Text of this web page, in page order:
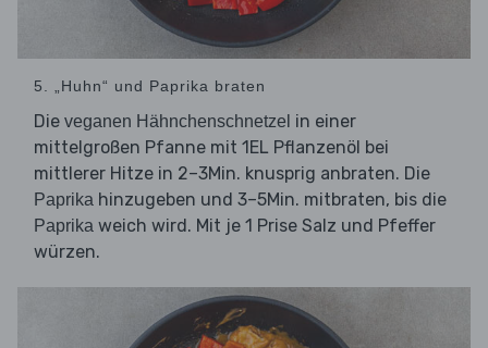
5. „Huhn“ und Paprika braten
Die veganen Hähnchenschnetzel in einer
mittelgroßen Pfanne mit 1EL Pflanzenöl bei
mittlerer Hitze in 2–3Min. knusprig anbraten. Die
Paprika hinzugeben und 3–5Min. mitbraten, bis die
Paprika weich wird. Mit je 1 Prise Salz und Pfeffer
würzen.